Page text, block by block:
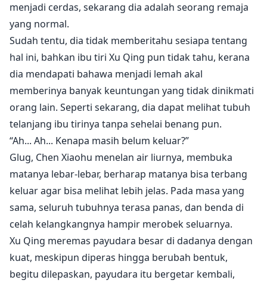
menjadi cerdas, sekarang dia adalah seorang remaja
yang normal.
Sudah tentu, dia tidak memberitahu sesiapa tentang
hal ini, bahkan ibu tiri Xu Qing pun tidak tahu, kerana
dia mendapati bahawa menjadi lemah akal
memberinya banyak keuntungan yang tidak dinikmati
orang lain. Seperti sekarang, dia dapat melihat tubuh
telanjang ibu tirinya tanpa sehelai benang pun.
“Ah... Ah... Kenapa masih belum keluar?”
Glug, Chen Xiaohu menelan air liurnya, membuka
matanya lebar-lebar, berharap matanya bisa terbang
keluar agar bisa melihat lebih jelas. Pada masa yang
sama, seluruh tubuhnya terasa panas, dan benda di
celah kelangkangnya hampir merobek seluarnya.
Xu Qing meremas payudara besar di dadanya dengan
kuat, meskipun diperas hingga berubah bentuk,
begitu dilepaskan, payudara itu bergetar kembali,